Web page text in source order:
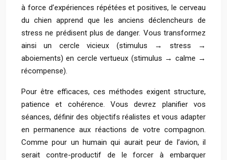
à force d’expériences répétées et positives, le cerveau
du chien apprend que les anciens déclencheurs de
stress ne prédisent plus de danger. Vous transformez
ainsi un cercle vicieux (stimulus → stress →
aboiements) en cercle vertueux (stimulus → calme →
récompense).
Pour être efficaces, ces méthodes exigent structure,
patience et cohérence. Vous devrez planifier vos
séances, définir des objectifs réalistes et vous adapter
en permanence aux réactions de votre compagnon.
Comme pour un humain qui aurait peur de l’avion, il
serait contre-productif de le forcer à embarquer